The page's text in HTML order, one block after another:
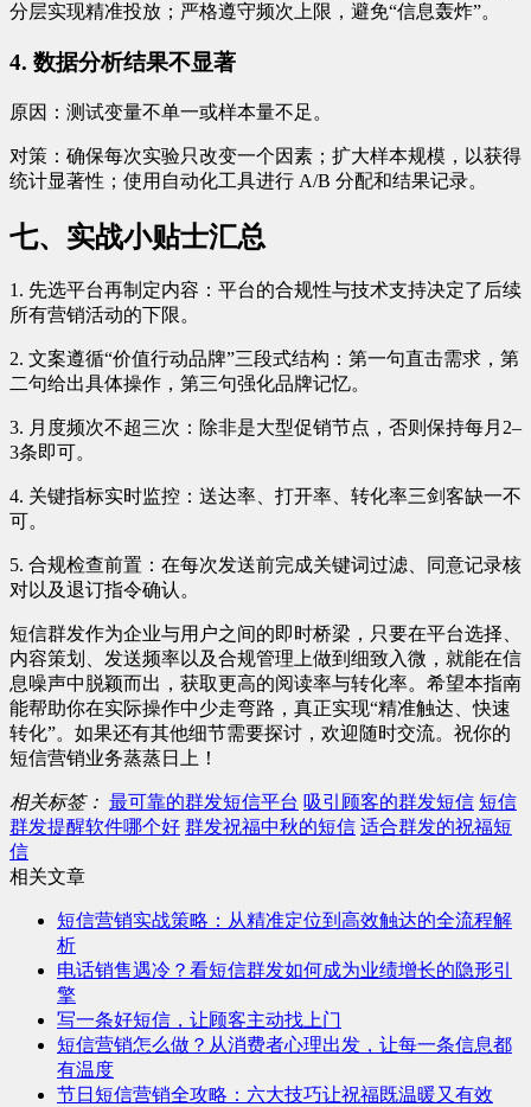
分层实现精准投放；严格遵守频次上限，避免“信息轰炸”。
4. 数据分析结果不显著
原因：测试变量不单一或样本量不足。
对策：确保每次实验只改变一个因素；扩大样本规模，以获得
统计显著性；使用自动化工具进行 A/B 分配和结果记录。
七、实战小贴士汇总
1. 先选平台再制定内容：平台的合规性与技术支持决定了后续
所有营销活动的下限。
2. 文案遵循“价值行动品牌”三段式结构：第一句直击需求，第
二句给出具体操作，第三句强化品牌记忆。
3. 月度频次不超三次：除非是大型促销节点，否则保持每月2–
3条即可。
4. 关键指标实时监控：送达率、打开率、转化率三剑客缺一不
可。
5. 合规检查前置：在每次发送前完成关键词过滤、同意记录核
对以及退订指令确认。
短信群发作为企业与用户之间的即时桥梁，只要在平台选择、
内容策划、发送频率以及合规管理上做到细致入微，就能在信
息噪声中脱颖而出，获取更高的阅读率与转化率。希望本指南
能帮助你在实际操作中少走弯路，真正实现“精准触达、快速
转化”。如果还有其他细节需要探讨，欢迎随时交流。祝你的
短信营销业务蒸蒸日上！
相关标签： 最可靠的群发短信平台 吸引顾客的群发短信 短信
群发提醒软件哪个好 群发祝福中秋的短信 适合群发的祝福短
信
相关文章
短信营销实战策略：从精准定位到高效触达的全流程解
析
电话销售遇冷？看短信群发如何成为业绩增长的隐形引
擎
写一条好短信，让顾客主动找上门
短信营销怎么做？从消费者心理出发，让每一条信息都
有温度
节日短信营销全攻略：六大技巧让祝福既温暖又有效